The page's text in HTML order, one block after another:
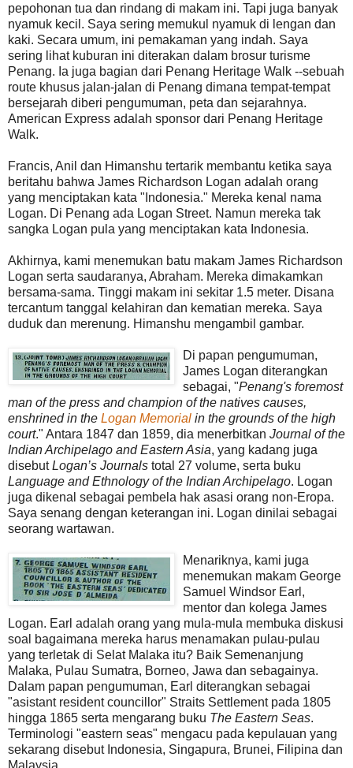
pepohonan tua dan rindang di makam ini. Tapi juga banyak
nyamuk kecil. Saya sering memukul nyamuk di lengan dan
kaki. Secara umum, ini pemakaman yang indah. Saya
sering lihat kuburan ini diterakan dalam brosur turisme
Penang. Ia juga bagian dari Penang Heritage Walk --sebuah
route khusus jalan-jalan di Penang dimana tempat-tempat
bersejarah diberi pengumuman, peta dan sejarahnya.
American Express adalah sponsor dari Penang Heritage
Walk.
Francis, Anil dan Himanshu tertarik membantu ketika saya
beritahu bahwa James Richardson Logan adalah orang
yang menciptakan kata "Indonesia." Mereka kenal nama
Logan. Di Penang ada Logan Street. Namun mereka tak
sangka Logan pula yang menciptakan kata Indonesia.
Akhirnya, kami menemukan batu makam James Richardson
Logan serta saudaranya, Abraham. Mereka dimakamkan
bersama-sama. Tinggi makam ini sekitar 1.5 meter. Disana
tercantum tanggal kelahiran dan kematian mereka. Saya
duduk dan merenung. Himanshu mengambil gambar.
Di papan pengumuman,
James Logan diterangkan
sebagai, "Penang's foremost
man of the press and champion of the natives causes,
enshrined in the Logan Memorial in the grounds of the high
court." Antara 1847 dan 1859, dia menerbitkan Journal of the
Indian Archipelago and Eastern Asia, yang kadang juga
disebutLogan’s Journals total 27 volume, serta buku
Language and Ethnology of the Indian Archipelago. Logan
juga dikenal sebagai pembela hak asasi orang non-Eropa.
Saya senang dengan keterangan ini. Logan dinilai sebagai
seorang wartawan.
Menariknya, kami juga
menemukan makam George
Samuel Windsor Earl,
mentor dan kolega James
Logan. Earl adalah orang yang mula-mula membuka diskusi
soal bagaimana mereka harus menamakan pulau-pulau
yang terletak di Selat Malaka itu? Baik Semenanjung
Malaka, Pulau Sumatra, Borneo, Jawa dan sebagainya.
Dalam papan pengumuman, Earl diterangkan sebagai
"asistant resident councillor" Straits Settlement pada 1805
hingga 1865 serta mengarang buku The Eastern Seas.
Terminologi "eastern seas" mengacu pada kepulauan yang
sekarang disebut Indonesia, Singapura, Brunei, Filipina dan
Malaysia.